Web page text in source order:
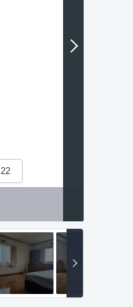
22